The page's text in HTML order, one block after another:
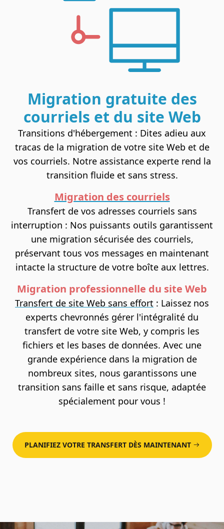
Migration gratuite des
courriels et du site Web
Transitions d'hébergement : Dites adieu aux
tracas de la migration de votre site Web et de
vos courriels. Notre assistance experte rend la
transition fluide et sans stress.
Migration des courriels
Transfert de vos adresses courriels sans
interruption : Nos puissants outils garantissent
une migration sécurisée des courriels,
préservant tous vos messages en maintenant
intacte la structure de votre boîte aux lettres.
Migration professionnelle du site Web
Transfert de site Web sans effort : Laissez nos
experts chevronnés gérer l'intégralité du
transfert de votre site Web, y compris les
fichiers et les bases de données. Avec une
grande expérience dans la migration de
nombreux sites, nous garantissons une
transition sans faille et sans risque, adaptée
spécialement pour vous !
PLANIFIEZ VOTRE TRANSFERT DÈS MAINTENANT